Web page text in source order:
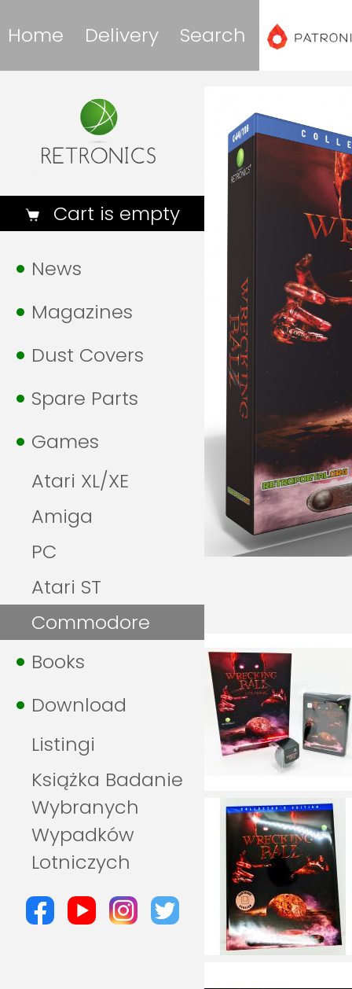
Home Delivery Search
Cart is empty
News
Magazines
Dust Covers
Spare Parts
Games
Atari XL/XE
Amiga
PC
Atari ST
Commodore
Books
Download
Listingi
Książka Badanie
Wybranych
Wypadków
Lotniczych